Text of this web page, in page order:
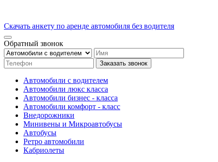
Скачать анкету по аренде автомобиля без водителя
Обратный звонок
Заказать звонок
Автомобили с водителем
Автомобили люкс класса
Автомобили бизнес - класса
Автомобили комфорт - класс
Внедорожники
Минивены и Микроавтобусы
Автобусы
Ретро автомобили
Кабриолеты